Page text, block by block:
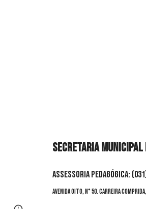
SECRETARIA MUNICIPAL
ASSESSORIA PEDAGÓGICA:
AVENIDA OITO, N° 50. CARREIRA